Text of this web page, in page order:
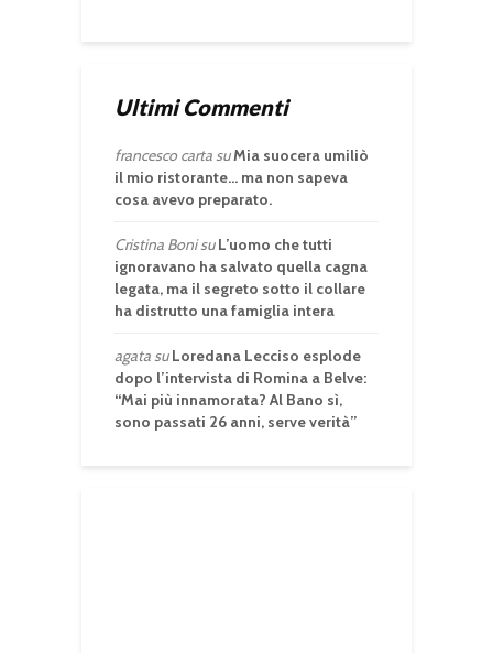
Ultimi Commenti
francesco carta suMia suocera umiliò
il mio ristorante… ma non sapeva
cosa avevo preparato.
Cristina BonisuL’uomo che tutti
ignoravano ha salvato quella cagna
legata, ma il segreto sotto il collare
ha distrutto una famiglia intera
agata suLoredana Lecciso esplode
dopo l’intervista di Romina a Belve:
“Mai più innamorata? Al Bano sì,
sono passati 26 anni, serve verità”